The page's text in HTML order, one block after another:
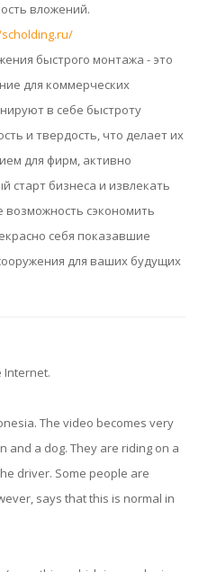
вложений.
быстрого монтажа - это
для коммерческих
в себе быстроту
и твердость, что делает их
для фирм, активно
старт бизнеса и извлекать
возможность сэкономить
себя показавшие
для ваших будущих
Internet.
The video becomes very
and a dog. They are riding on a
driver. Some people are
says that this is normal in